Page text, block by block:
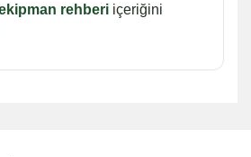
rehberi içeriğini